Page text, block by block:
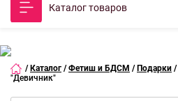
Каталог товаров
/ Каталог / Фетиш и БДСМ / Подарки /
"Девичник"